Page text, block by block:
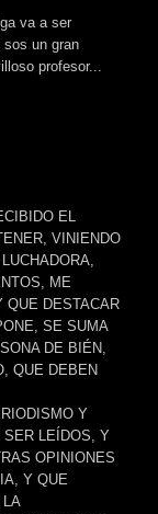
va a ser
un gran
profesor...
EL
VINIENDO
ME
QUE DESTACAR
SE SUMA
DE BIÉN,
QUE DEBEN
Y
SER LEÍDOS, Y
OPINIONES
Y QUE